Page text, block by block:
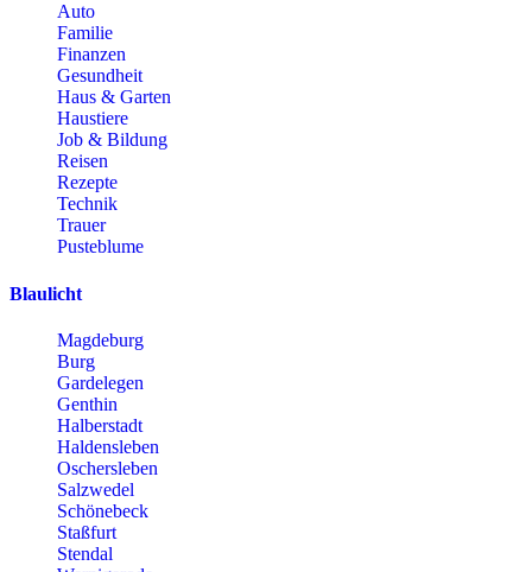
Auto
Familie
Finanzen
Gesundheit
Haus & Garten
Haustiere
Job & Bildung
Reisen
Rezepte
Technik
Trauer
Pusteblume
Blaulicht
Magdeburg
Burg
Gardelegen
Genthin
Halberstadt
Haldensleben
Oschersleben
Salzwedel
Schönebeck
Staßfurt
Stendal